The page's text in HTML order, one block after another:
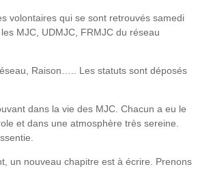
volontaires qui se sont retrouvés samedi
MJC, UDMJC, FRMJC du réseau
Raison….. Les statuts sont déposés
dans la vie des MJC. Chacun a eu le
et dans une atmosphère très sereine.
un nouveau chapitre est à écrire. Prenons